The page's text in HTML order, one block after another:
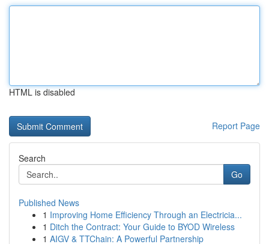
HTML is disabled
Report Page
Search
Go
Published News
1 Improving Home Efficiency Through an Electricia...
1 Ditch the Contract: Your Guide to BYOD Wireless
1 AIGV & TTChain: A Powerful Partnership